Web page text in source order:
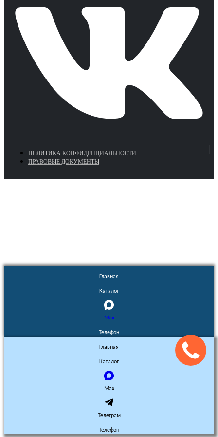
ПОЛИТИКА КОНФИДЕНЦИАЛЬНОСТИ
ПРАВОВЫЕ ДОКУМЕНТЫ
Главная
Каталог
Max
Телефон
Главная
Каталог
Max
Телеграм
Телефон